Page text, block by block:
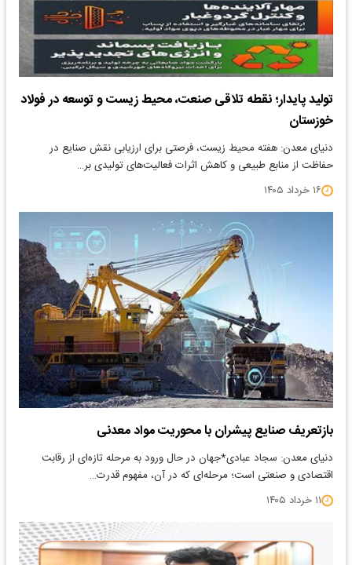
تولید پایدار؛ نقطه تلاقی صنعت، محیط زیست و توسعه در فولاد
خوزستان
دنیای معدن: هفته محیط زیست، فرصتی برای ارزیابی نقش صنایع در
حفاظت از منابع طبیعی و کاهش اثرات فعالیت‌های تولیدی بر…
۱۶ خرداد ۱۴۰۵
بازتعریف صنایع پیشران با محوریت مواد معدنی
دنیای معدن: سجاد عبادی*جهان در حال ورود به مرحله تازه‌ای از رقابت
اقتصادی و صنعتی است؛ مرحله‌ای که در آن، مفهوم قدرت…
۱۱ خرداد ۱۴۰۵